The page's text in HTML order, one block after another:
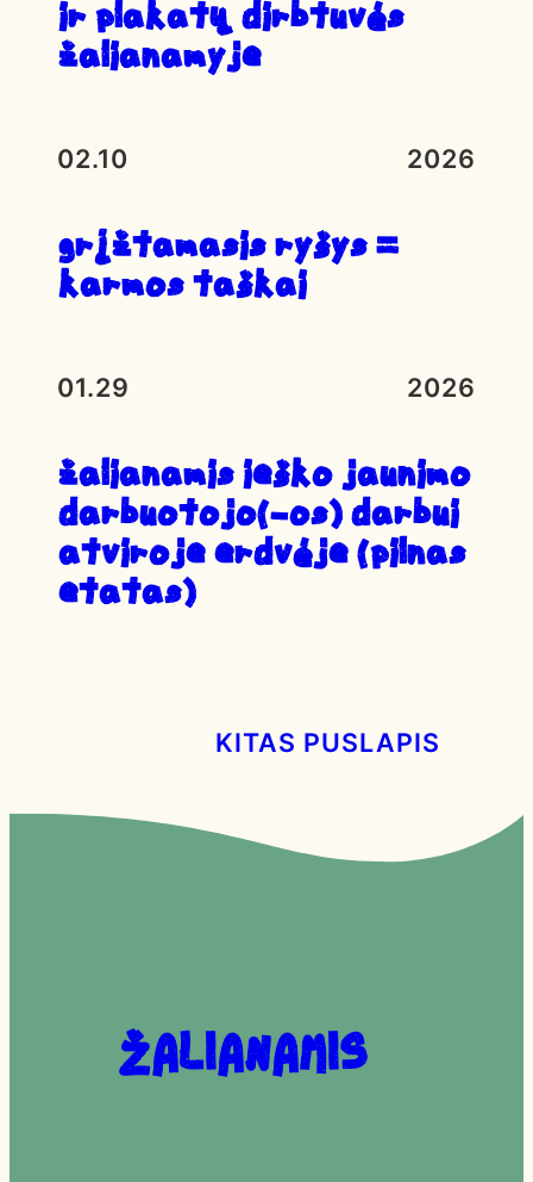
ir plakatų dirbtuvės
Žalianamyje
02.10 2026
Grįžtamasis ryšys =
karmos taškai
01.29 2026
ŽALIANAMIS IEŠKO JAUNIMO
DARBUOTOJO(-OS) DARBUI
ATVIROJE ERDVĖJE (PILNAS
ETATAS)
KITAS PUSLAPIS
Žalianamis